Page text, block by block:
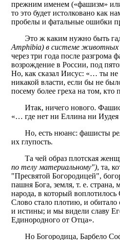
прежним именем («фашизм»
то это будет истолковано как
пробелы и фатальные ошибки
Это ж каким нужно быть
Amphibia) в системе животных
через три года после разгрома
возрождение в России, под
Но, как сказал Иисус: «… ты
никакой власти, если бы не
посему более греха на том, кто
Итак, ничего нового.
«… где нет ни Еллина ни
Но, есть нюанс: фашисты
их глупость.
Та чей образ плотская
по телу материальному"), та,
"Пресвятой Богородицей",
пашня Бога, земля, т. е. страна,
народа, в который
Слово стало плотию, и обитало
и истины; и мы видели славу
Единородного от Отца».
Но Богородица, Барбело